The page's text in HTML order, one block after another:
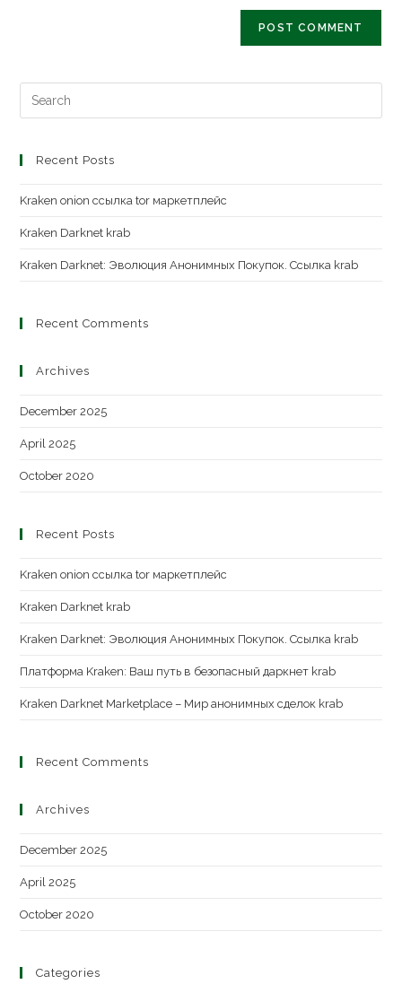
Recent Posts
Kraken onion ссылка tor маркетплейс
Kraken Darknet krab
Kraken Darknet: Эволюция Анонимных Покупок. Ссылка krab
Recent Comments
Archives
December 2025
April 2025
October 2020
Recent Posts
Kraken onion ссылка tor маркетплейс
Kraken Darknet krab
Kraken Darknet: Эволюция Анонимных Покупок. Ссылка krab
Платформа Kraken: Ваш путь в безопасный даркнет krab
Kraken Darknet Marketplace – Мир анонимных сделок krab
Recent Comments
Archives
December 2025
April 2025
October 2020
Categories